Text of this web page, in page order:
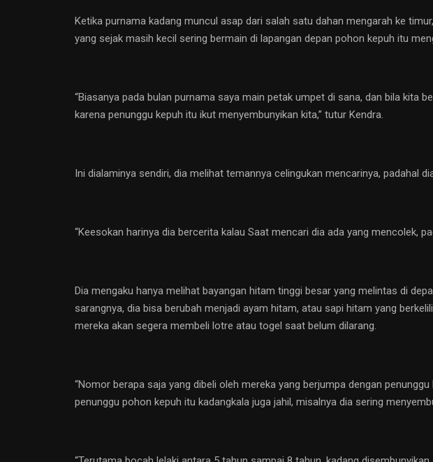
Ketika purnama kadang muncul asap dari salah satu dahan mengarah ke
yang sejak masih kecil sering bermain di lapangan depan pohon kepuh itu
“Biasanya pada bulan purnama saya main petak umpet di sana, dan bila kita
karena penunggu kepuh itu ikut menyembunyikan kita,” tutur Kendra.
Ini dialaminya sendiri, dia melihat temannya celingukan mencarinya, padahal
“Keesokan harinya dia bercerita kalau Saat mencari dia ada yang mencolek,
Dia mengaku hanya melihat bayangan hitam tinggi besar yang melintas di
sarangnya, dia bisa berubah menjadi ayam hitam, atau sapi hitam yang
mereka akan segera membeli lotre atau togel saat belum dilarang.
“Nomor berapa saja yang dibeli oleh mereka yang berjumpa dengan
penunggu pohon kepuh itu kadangkala juga jahil, misalnya dia sering